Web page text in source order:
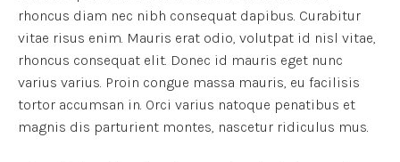
rhoncus diam nec nibh consequat dapibus. Curabitur
vitae risus enim. Mauris erat odio, volutpat id nisl vitae,
rhoncus consequat elit. Donec id mauris eget nunc
varius varius. Proin congue massa mauris, eu facilisis
tortor accumsan in. Orci varius natoque penatibus et
magnis dis parturient montes, nascetur ridiculus mus.